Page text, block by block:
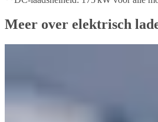
Meer over elektrisch